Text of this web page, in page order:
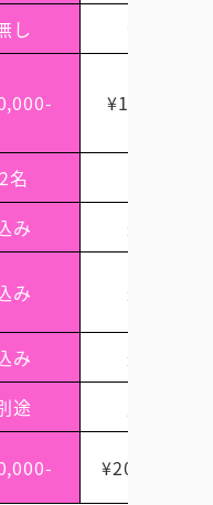
し
¥12,500-
2名
み 込み
み 込み
み 込み
途
¥200,000-